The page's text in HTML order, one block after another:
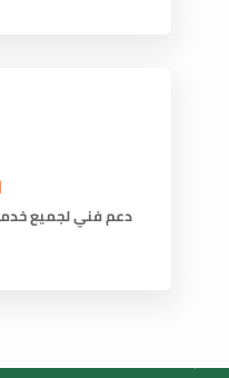
دعم فني لجميع خدماتنا 24/7 في خدمتك